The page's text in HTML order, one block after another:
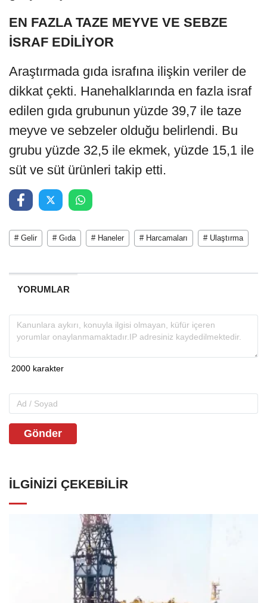
EN FAZLA TAZE MEYVE VE SEBZE
İSRAF EDİLİYOR
Araştırmada gıda israfına ilişkin veriler de
dikkat çekti. Hanehalklarında en fazla israf
edilen gıda grubunun yüzde 39,7 ile taze
meyve ve sebzeler olduğu belirlendi. Bu
grubu yüzde 32,5 ile ekmek, yüzde 15,1 ile
süt ve süt ürünleri takip etti.
# Gelir # Gıda # Haneler # Harcamaları # Ulaştırma
YORUMLAR
Gönder
İLGINIZI ÇEKEBILIR